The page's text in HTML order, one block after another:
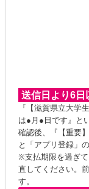
送信日より6日
『【滋賀県立大学
は●月●日です』と
確認後、『【重要
と「アプリ登録」
※支払期限を過ぎ
直してください。
す。